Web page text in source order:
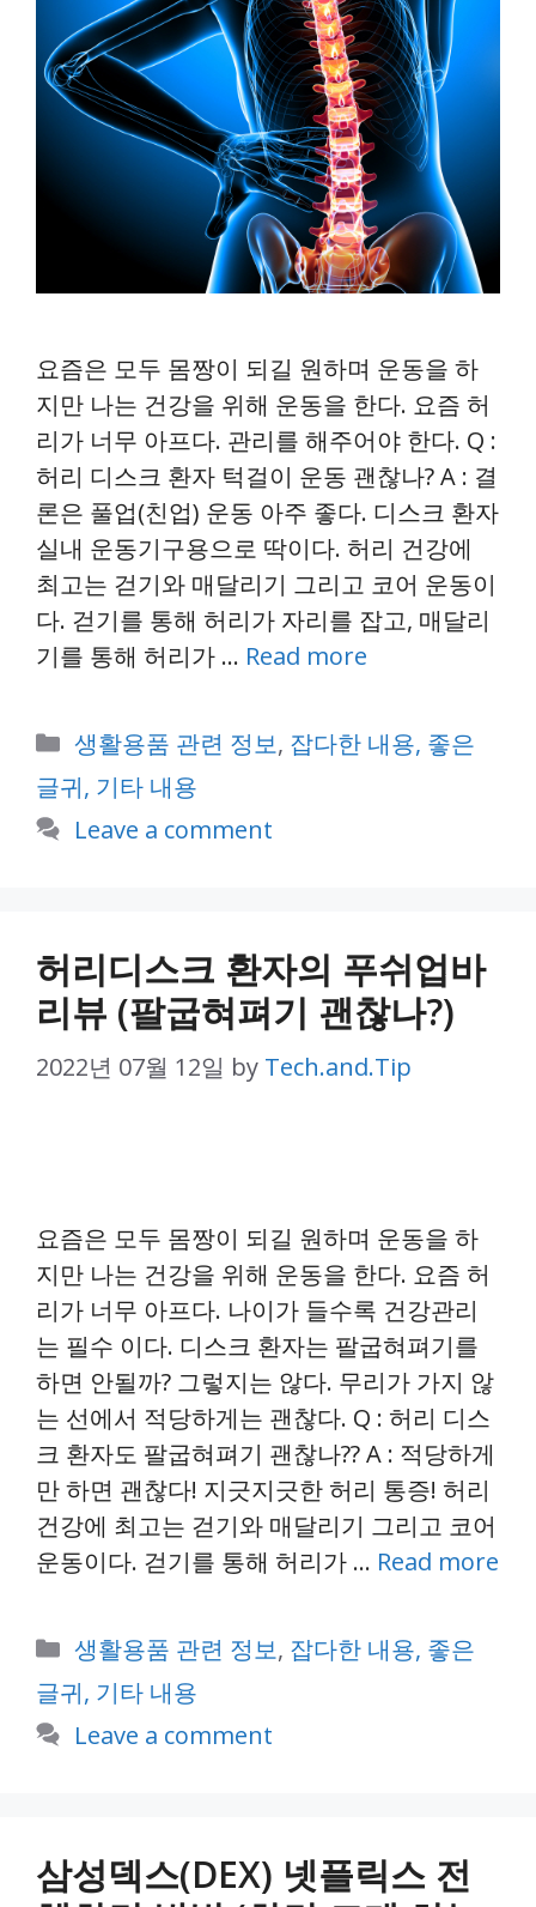
요즘은 모두 몸짱이 되길 원하며 운동을 하
지만 나는 건강을 위해 운동을 한다. 요즘 허
리가 너무 아프다. 관리를 해주어야 한다. Q :
허리 디스크 환자 턱걸이 운동 괜찮나? A : 결
론은 풀업(친업) 운동 아주 좋다. 디스크 환자
실내 운동기구용으로 딱이다. 허리 건강에
최고는 걷기와 매달리기 그리고 코어 운동이
다. 걷기를 통해 허리가 자리를 잡고, 매달리
기를 통해 허리가 … Read more
Categories
생활용품 관련 정보, 잡다한 내용, 좋은
글귀, 기타 내용
Leave a comment
허리디스크 환자의 푸쉬업바
리뷰 (팔굽혀펴기 괜찮나?)
2022년 07월 12일 by Tech.and.Tip
요즘은 모두 몸짱이 되길 원하며 운동을 하
지만 나는 건강을 위해 운동을 한다. 요즘 허
리가 너무 아프다. 나이가 들수록 건강관리
는 필수 이다. 디스크 환자는 팔굽혀펴기를
하면 안될까? 그렇지는 않다. 무리가 가지 않
는 선에서 적당하게는 괜찮다. Q : 허리 디스
크 환자도 팔굽혀펴기 괜찮나?? A : 적당하게
만 하면 괜찮다! 지긋지긋한 허리 통증! 허리
건강에 최고는 걷기와 매달리기 그리고 코어
운동이다. 걷기를 통해 허리가 … Read more
Categories
생활용품 관련 정보, 잡다한 내용, 좋은
글귀, 기타 내용
Leave a comment
삼성덱스(DEX) 넷플릭스 전